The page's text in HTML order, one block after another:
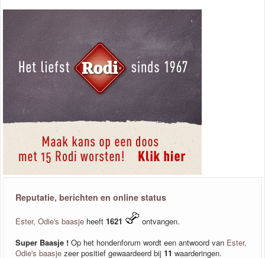
Reputatie, berichten en online status
Ester, Odie's baasje heeft 1621
ontvangen.
Super Baasje ! Op het hondenforum wordt een antwoord van Ester,
Odie's baasje zeer positief gewaardeerd bij 11 waarderingen.